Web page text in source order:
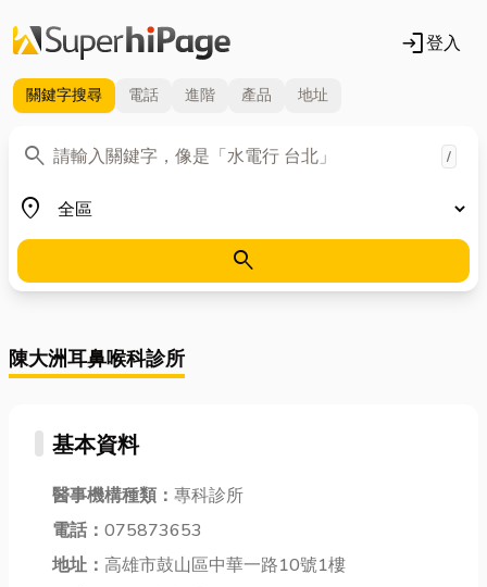
login登入
關鍵字搜尋 電話 進階 產品 地址
search
關鍵字 /
place
地區
search
陳大洲耳鼻喉科診所
基本資料
醫事機構種類： 專科診所
電話： 075873653
地址： 高雄市鼓山區中華一路10號1樓